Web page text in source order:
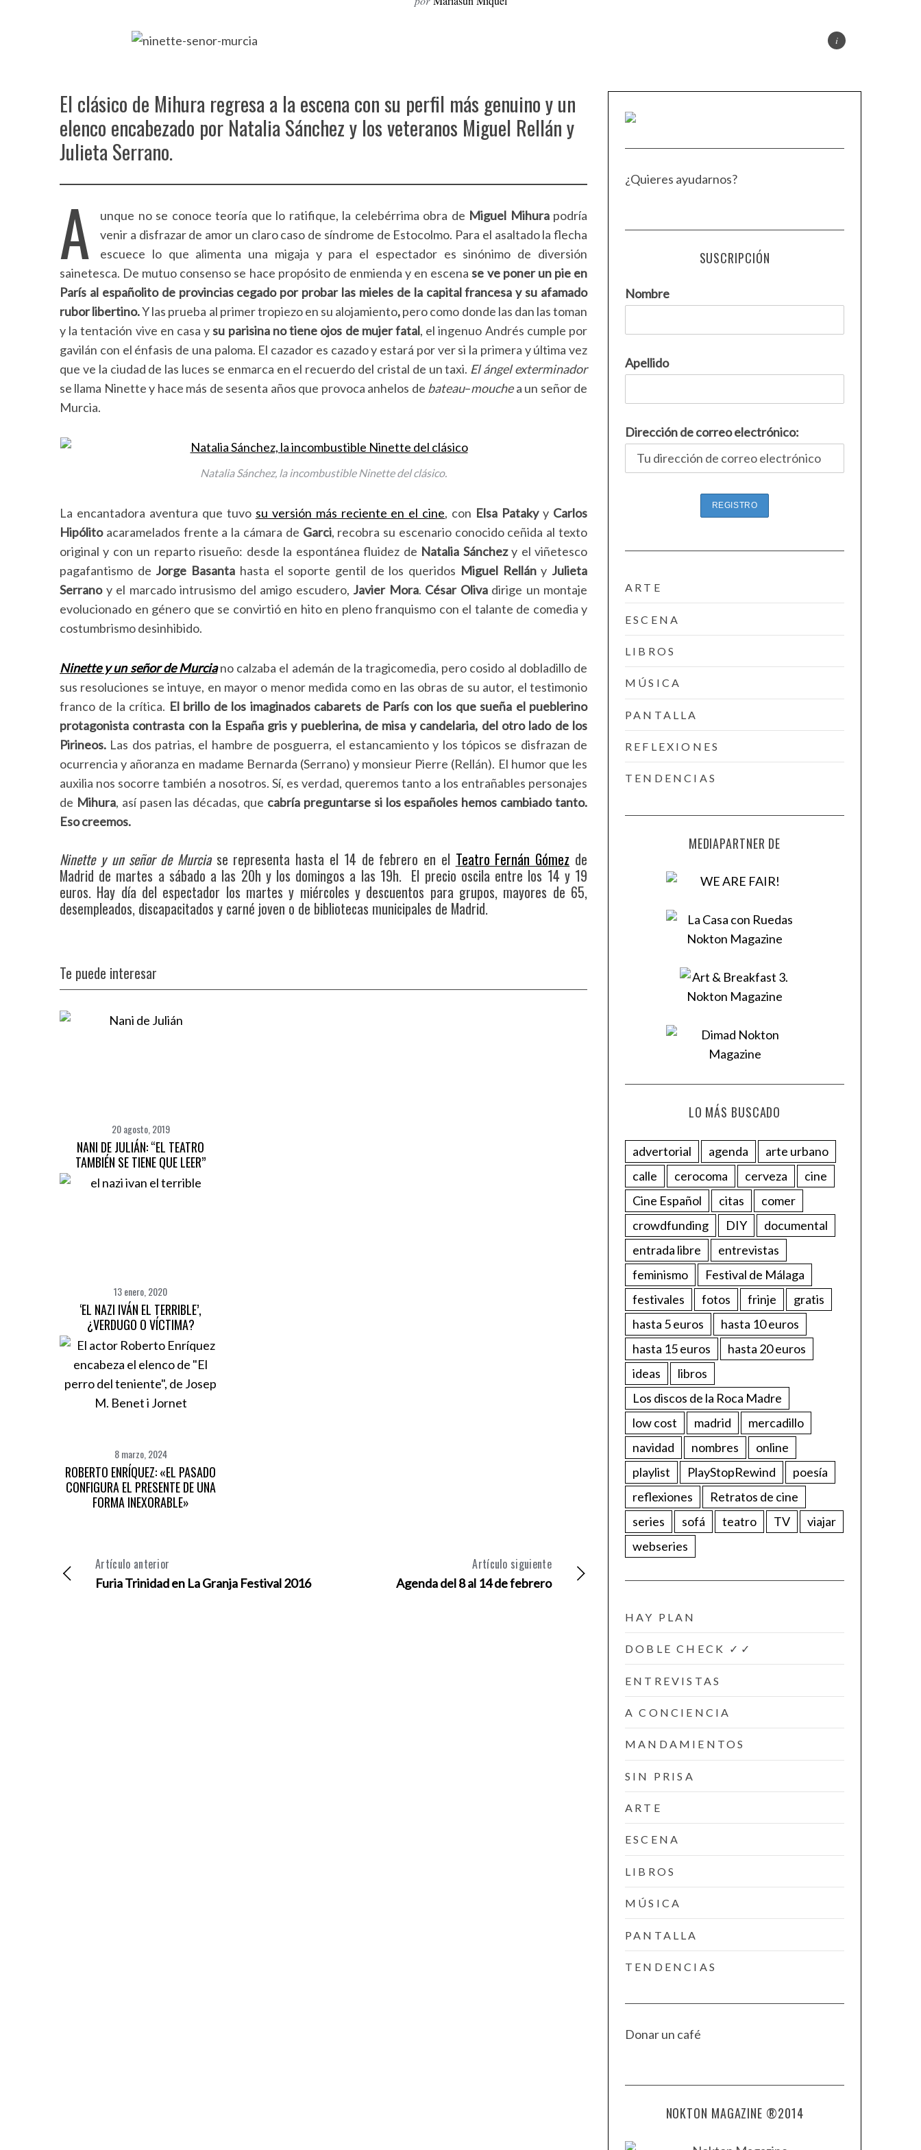
El clásico de Mihura regresa a la escena con su perfil más genuino y un
elenco encabezado por Natalia Sánchez y los veteranos Miguel Rellán y
Julieta Serrano.
A unque no se conoce teoría que lo ratifique, la celebérrima obra de Miguel Mihurapodría
venir a disfrazar de amor un claro caso de síndrome de Estocolmo. Para el asaltado la flecha
escuece lo que alimenta una migaja y para el espectador es sinónimo de diversión
sainetesca. De mutuo consenso se hace propósito de enmienda y en escenase ve poner un pie en
París al españolito de provincias cegado por probar las mieles de la capital francesa y su afamado
rubor libertino.Y las prueba al primer tropiezo en su alojamiento,pero como donde las dan las toman
y la tentación vive en casa ysu parisina no tiene ojos de mujer fatal, el ingenuo Andrés cumple por
gavilán con el énfasis de una paloma. El cazador es cazado y estará por ver si la primera y última vez
que ve la ciudad de las luces se enmarca en el recuerdo del cristal de un taxi. El ángel exterminador
se llama Ninette y hace más de sesenta años que provoca anhelos de bateau–mouchea un señor de
Murcia.
Natalia Sánchez, la incombustible Ninette del clásico.
La encantadora aventura que tuvo su versión más reciente en el cine, con Elsa Patakyy Carlos
Hipólitoacaramelados frente a la cámara de Garci, recobra su escenario conocido ceñida al texto
original y con un reparto risueño: desde la espontánea fluidez de Natalia Sánchezy el viñetesco
pagafantismo de Jorge Basanta hasta el soporte gentil de los queridos Miguel Rellány Julieta
Serranoy el marcado intrusismo del amigo escudero, Javier Mora. César Olivadirige un montaje
evolucionado en género que se convirtió en hito en pleno franquismo con el talante de comedia y
costumbrismo desinhibido.
Ninette y un señor de Murciano calzaba el ademán de la tragicomedia, pero cosido al dobladillo de
sus resoluciones se intuye, en mayor o menor medida como en las obras de su autor, el testimonio
franco de la crítica. El brillo de los imaginados cabarets de París con los que sueña el pueblerino
protagonista contrasta con la España gris y pueblerina, de misa y candelaria, del otro lado de los
Pirineos. Las dos patrias, el hambre de posguerra, el estancamiento y los tópicos se disfrazan de
ocurrencia y añoranza en madame Bernarda (Serrano) y monsieur Pierre (Rellán). El humor que les
auxilia nos socorre también a nosotros. Sí, es verdad, queremos tanto a los entrañables personajes
de Mihura, así pasen las décadas, que cabría preguntarse si los españoles hemos cambiado tanto.
Eso creemos.
Ninette y un señor de Murcia se representa hasta el 14 de febrero en el Teatro Fernán Gómez de
Madrid de martes a sábado a las 20h y los domingos a las 19h. El precio oscila entre los 14 y 19
euros. Hay día del espectador los martes y miércoles y descuentos para grupos, mayores de 65,
desempleados, discapacitados y carné joven o de bibliotecas municipales de Madrid.
Te puede interesar
20 agosto, 2019
NANI DE JULIÁN: “EL TEATRO
TAMBIÉN SE TIENE QUE LEER”
13 enero, 2020
‘EL NAZI IVÁN EL TERRIBLE’,
¿VERDUGO O VÍCTIMA?
8 marzo, 2024
ROBERTO ENRÍQUEZ: «EL PASADO
CONFIGURA EL PRESENTE DE UNA
FORMA INEXORABLE»
Artículo anterior
Furia Trinidad en La Granja Festival 2016
Artículo siguiente
Agenda del 8 al 14 de febrero
¿Quieres ayudarnos?
SUSCRIPCIÓN
Nombre
Apellido
Dirección de correo electrónico:
ARTE
ESCENA
LIBROS
MÚSICA
PANTALLA
REFLEXIONES
TENDENCIAS
MEDIAPARTNER DE
LO MÁS BUSCADO
advertorial agenda
arte urbano
calle
cerocoma cerveza
cine
Cine Español
citas
comer
crowdfunding
DIY
documental
entrada libre
entrevistas
feminismo
Festival de Málaga
festivales
fotos frinje
gratis
hasta 5 euros
hasta 10 euros
hasta 15 euros
hasta 20 euros
ideas
libros
Los discos de la Roca Madre
low cost
madrid
mercadillo
navidad
nombres
online
playlist
PlayStopRewind
poesía
reflexiones
Retratos de cine
series
sofá teatro TV
viajar
webseries
HAY PLAN
DOBLE CHECK ✓✓
ENTREVISTAS
A CONCIENCIA
MANDAMIENTOS
SIN PRISA
ARTE
ESCENA
LIBROS
MÚSICA
PANTALLA
TENDENCIAS
Donar un café
NOKTON MAGAZINE ®2014
S
e
a
r
o